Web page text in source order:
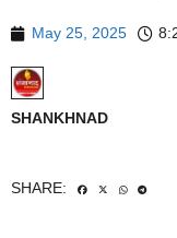
May 25, 2025
SHANKHNAD
SHARE: